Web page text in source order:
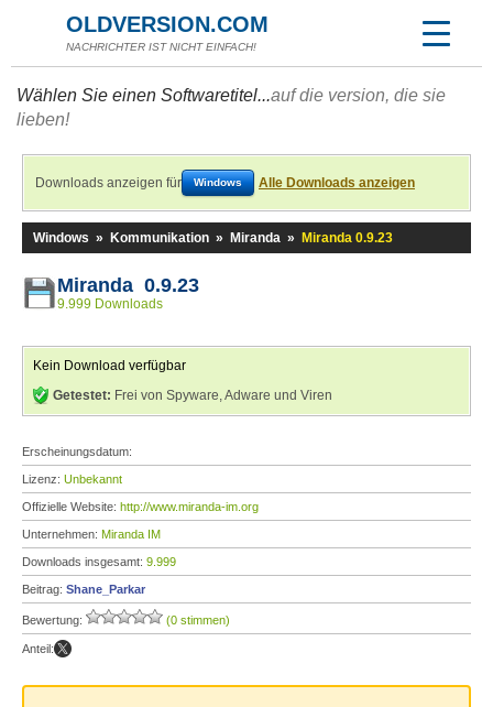
OLDVERSION.COM
NACHRICHTER IST NICHT EINFACH!
Wählen Sie einen Softwaretitel...auf die version, die sie
lieben!
Downloads anzeigen für Windows Alle Downloads anzeigen
Windows » Kommunikation » Miranda » Miranda 0.9.23
Miranda 0.9.23
9.999 Downloads
Kein Download verfügbar
Getestet: Frei von Spyware, Adware und Viren
Erscheinungsdatum:
Lizenz: Unbekannt
Offizielle Website: http://www.miranda-im.org
Unternehmen: Miranda IM
Downloads insgesamt: 9.999
Beitrag: Shane_Parkar
Bewertung: (0 stimmen)
Anteil: